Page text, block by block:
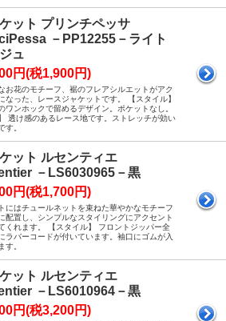
ット プリンチペッサ
－PP12255－ライト
ュ
円(税1,900円)
お花のモチーフ、裾のフレアシルエットがアク
なった、レースジャケットです。 【スタイル】
ワンホックで留めるデザイン。ポケットなし。
透け感のあるレース地です。ストレッチが効い
す。
ット ルセンティエ
－LS6030965－黒
円(税1,700円)
にはチュールネットを束ねた華やかなモチーフ
配置し、シンプルなスタイリングにアクセント
くれます。 【スタイル】 フロントジッパー全
ラバーコードが付いています。袖口にゴムが入
す。
ット ルセンティエ
－LS6010964－黒
円(税3,200円)